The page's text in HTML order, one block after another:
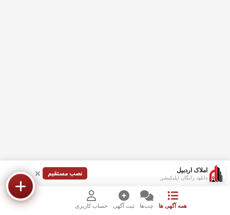
املاک اردبیل
دانلود رایگان اپلیکیشن
نصب مستقیم
همه آگهی ها چت‌ها ثبت آگهی حساب کاربری